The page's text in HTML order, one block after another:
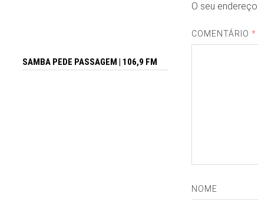
O seu
COMENTÁRIO*
NOME
SAMBA PEDE PASSAGEM | 106,9 FM